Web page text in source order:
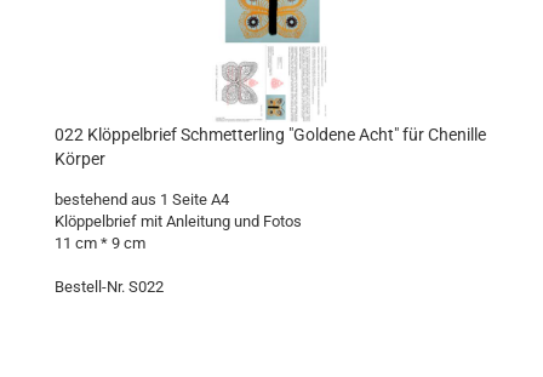
022 Klöppelbrief Schmetterling "Goldene Acht" für Chenille
Körper
bestehend aus 1 Seite A4
Klöppelbrief mit Anleitung und Fotos
11 cm * 9 cm
Bestell-Nr. S022